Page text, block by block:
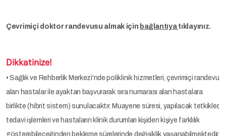
Çevrimiçi doktor randevusu almak için bağlantıya tıklayınız.
Dikkatinize!
• Sağlık ve Rehberlik Merkezi'nde poliklinik hizmetleri, çevrimiçi randevu
alan hastalar ile ayaktan başvurarak sıra numarası alan hastalara
birlikte (hibrit sistem) sunulacaktır. Muayene süresi, yapılacak tetkikler,
tedavi işlemleri ve hastaların klinik durumları kişiden kişiye farklılık
gösterebileceğinden bekleme sürelerinde değişiklik yaşanabilmektedir.